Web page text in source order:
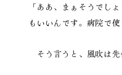
「ああ、まぁそうでし
もいいんです。病院で
そう言うと、風吹は先